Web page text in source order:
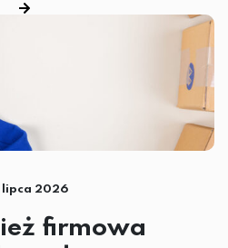
lipca 2026
firmowa